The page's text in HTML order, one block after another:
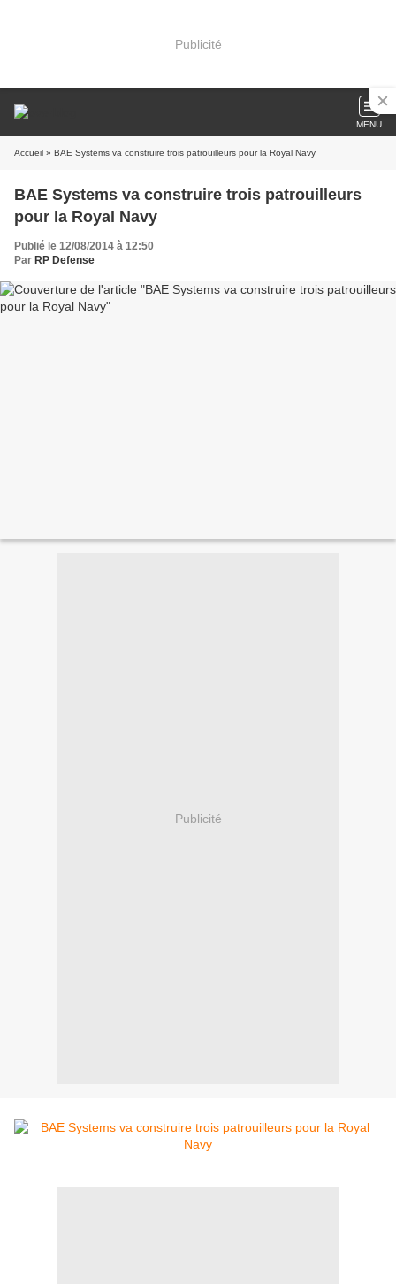
Publicité
MENU
Accueil » BAE Systems va construire trois patrouilleurs pour la Royal Navy
BAE Systems va construire trois patrouilleurs
pour la Royal Navy
Publié le 12/08/2014 à 12:50
Par RP Defense
Publicité